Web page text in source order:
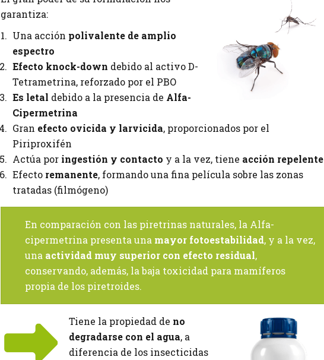
garantiza:
Una acción polivalente de amplio
espectro
Efecto knock-down debido al activo D-
Tetrametrina, reforzado por el PBO
Es letal debido a la presencia de Alfa-
Cipermetrina
Gran efecto ovicida y larvicida, proporcionados por el
Piriproxifén
Actúa poringestión y contacto y a la vez, tiene acción repelente
Efecto remanente, formando una fina película sobre las zonas
tratadas (filmógeno)
En comparación con las piretrinas naturales, la Alfa-
cipermetrina presenta una mayor fotoestabilidad, y a la vez,
una actividad muy superior con efecto residual,
conservando, además, la baja toxicidad para mamíferos
propia de los piretroides.
Tiene la propiedad de no
degradarse con el agua, a
diferencia de los insecticidas